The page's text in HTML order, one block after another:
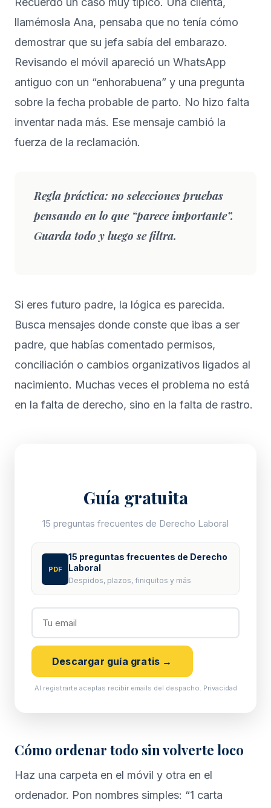
llamémosla Ana, pensaba que no tenía cómo
demostrar que su jefa sabía del embarazo.
Revisando el móvil apareció un WhatsApp
antiguo con un “enhorabuena” y una pregunta
sobre la fecha probable de parto. No hizo falta
inventar nada más. Ese mensaje cambió la
fuerza de la reclamación.
Regla práctica: no selecciones pruebas
pensando en lo que “parece importante”.
Guarda todo y luego se filtra.
Si eres futuro padre, la lógica es parecida.
Busca mensajes donde conste que ibas a ser
padre, que habías comentado permisos,
conciliación o cambios organizativos ligados al
nacimiento. Muchas veces el problema no está
en la falta de derecho, sino en la falta de rastro.
Guía gratuita
15 preguntas frecuentes de Derecho Laboral
PDF
15 preguntas frecuentes de Derecho
Laboral
Despidos, plazos, finiquitos y más
Descargar guía gratis →
Al registrarte aceptas recibir emails del despacho. Privacidad
Cómo ordenar todo sin volverte loco
Haz una carpeta en el móvil y otra en el
ordenador. Pon nombres simples: “1 carta